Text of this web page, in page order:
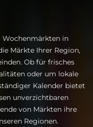
Wochenmärkten in
Märkte Ihrer Region,
Ob für frisches
oder um lokale
Kalender bietet
unverzichtbaren
von Märkten ihre
Regionen.